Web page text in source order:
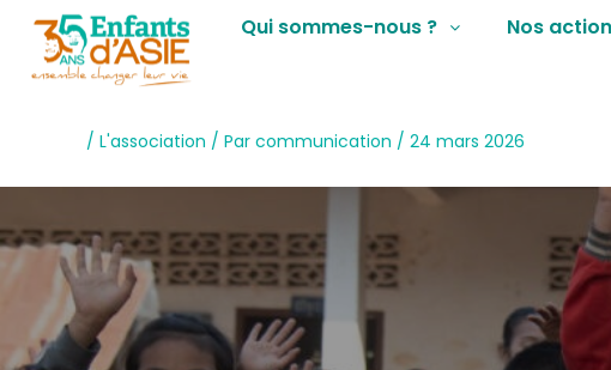
Qui sommes-nous ? Nos
/ L'association / Par communication / 24 mars 2026